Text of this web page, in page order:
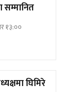
सम्मानित
१३:००
घिमिरे